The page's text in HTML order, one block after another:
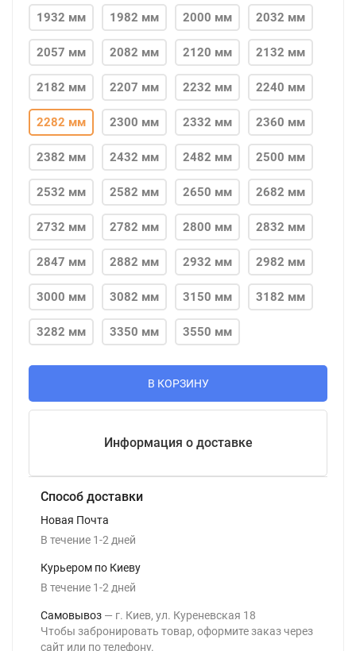
1932 мм 1982 мм 2000 мм 2032 мм
2057 мм 2082 мм 2120 мм 2132 мм
2182 мм 2207 мм 2232 мм 2240 мм
2282 мм 2300 мм 2332 мм 2360 мм
2382 мм 2432 мм 2482 мм 2500 мм
2532 мм 2582 мм 2650 мм 2682 мм
2732 мм 2782 мм 2800 мм 2832 мм
2847 мм 2882 мм 2932 мм 2982 мм
3000 мм 3082 мм 3150 мм 3182 мм
3282 мм 3350 мм 3550 мм
В КОРЗИНУ
Информация о доставке
Способ доставки
Новая Почта
В течение 1-2 дней
Курьером по Киеву
В течение 1-2 дней
Самовывоз
г. Киев, ул. Куреневская 18
Чтобы забронировать товар, оформите заказ через
сайт или по телефону.